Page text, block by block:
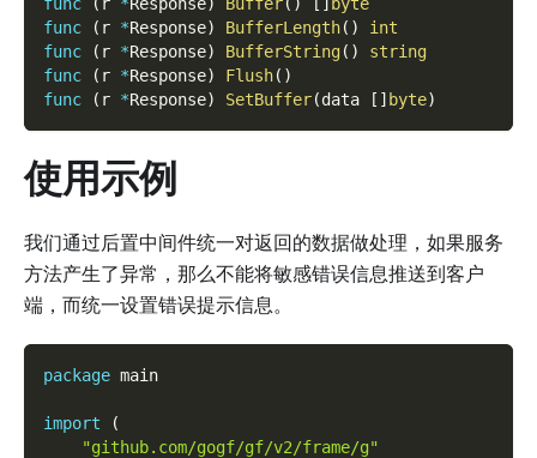
func
( r *Response) BufferLength( )
int
func
( r *Response) BufferString( )
string
func
( r *Response) Flush( )
func
( r *Response) SetBuffer(data [ ] byte)
使用示例
我们通过后置中间件统一对返回的数据做处理，如果服务
方法产生了异常，那么不能将敏感错误信息推送到客户
端，而统一设置错误提示信息。
package main
import
(
"github.com/gogf/gf/v2/frame/g"